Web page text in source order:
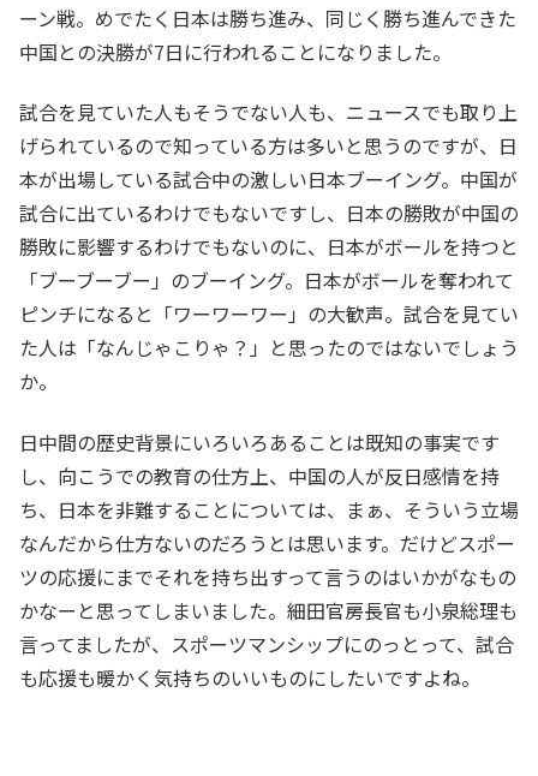
ーン戦。めでたく日本は勝ち進み、同じく勝ち進んできた
中国との決勝が7日に行われることになりました。
試合を見ていた人もそうでない人も、ニュースでも取り上
げられているので知っている方は多いと思うのですが、日
本が出場している試合中の激しい日本ブーイング。中国が
試合に出ているわけでもないですし、日本の勝敗が中国の
勝敗に影響するわけでもないのに、日本がボールを持つと
「ブーブーブー」のブーイング。日本がボールを奪われて
ピンチになると「ワーワーワー」の大歓声。試合を見てい
た人は「なんじゃこりゃ？」と思ったのではないでしょう
か。
日中間の歴史背景にいろいろあることは既知の事実です
し、向こうでの教育の仕方上、中国の人が反日感情を持
ち、日本を非難することについては、まぁ、そういう立場
なんだから仕方ないのだろうとは思います。だけどスポー
ツの応援にまでそれを持ち出すって言うのはいかがなもの
かなーと思ってしまいました。細田官房長官も小泉総理も
言ってましたが、スポーツマンシップにのっとって、試合
も応援も暖かく気持ちのいいものにしたいですよね。